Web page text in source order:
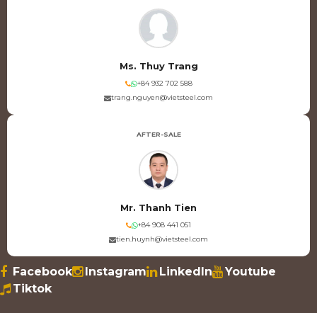
Ms. Thuy Trang
+84 932 702 588
trang.nguyen@vietsteel.com
AFTER-SALE
Mr. Thanh Tien
+84 908 441 051
tien.huynh@vietsteel.com
Facebook Instagram LinkedIn
Youtube
Tiktok